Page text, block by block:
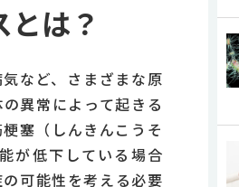
は？
など、さまざまな原
異常によって起きる
塞（しんきんこうそ
が低下している場合
可能性を考える必要